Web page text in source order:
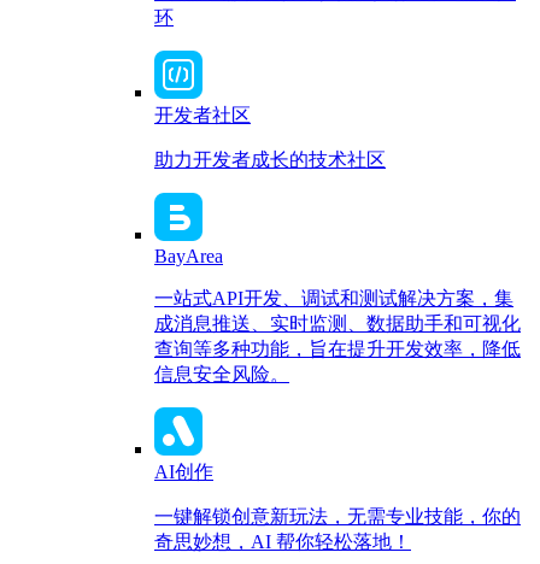
环
开发者社区
助力开发者成长的技术社区
BayArea
一站式API开发、调试和测试解决方案，集
成消息推送、实时监测、数据助手和可视化
查询等多种功能，旨在提升开发效率，降低
信息安全风险。
AI创作
一键解锁创意新玩法，无需专业技能，你的
奇思妙想，AI 帮你轻松落地！